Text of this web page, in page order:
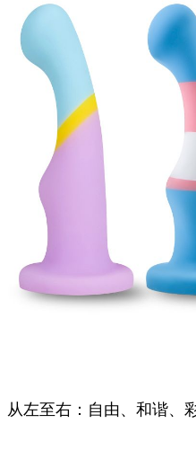
从左至右：自由、和谐、